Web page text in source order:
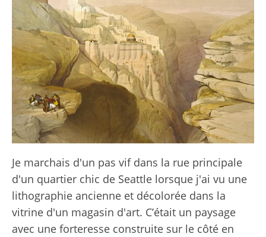
Je marchais d'un pas vif dans la rue principale
d'un quartier chic de Seattle lorsque j'ai vu une
lithographie ancienne et décolorée dans la
vitrine d'un magasin d'art. C’était un paysage
avec une forteresse construite sur le côté en